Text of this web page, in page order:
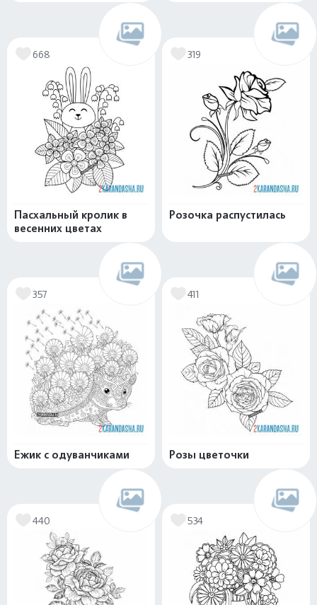
668
Пасхальный кролик в
весенних цветах
319
Розочка распустилась
357
Ежик с одуванчиками
411
Розы цветочки
440 534